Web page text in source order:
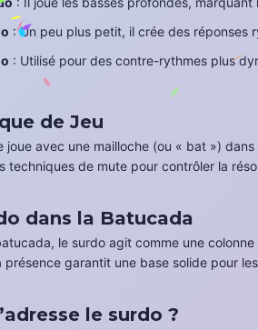
: Un peu plus petit, il crée des réponses
: Utilisé pour des contre-rythmes plus
de Jeu
joue avec une mailloche (ou « bat »)
techniques de mute pour contrôler la
dans la Batucada
le surdo agit comme une
présence garantit une base solide pour
le surdo ?